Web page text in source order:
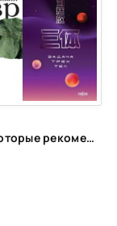
Книги, которые рекомендует космонавт Константин Борисов (Спич)